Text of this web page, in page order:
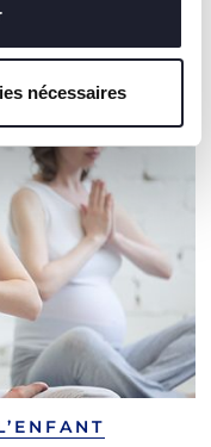
nécessaires